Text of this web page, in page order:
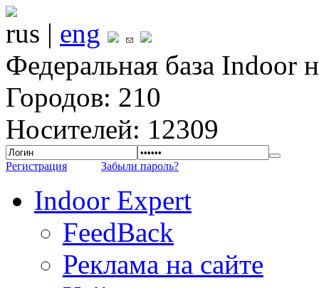
rus | eng
Федеральная база Indoor
Городов: 210
Носителей: 12309
Регистрация Забыли пароль?
Indoor Expert
FeedBack
Реклама на сайте